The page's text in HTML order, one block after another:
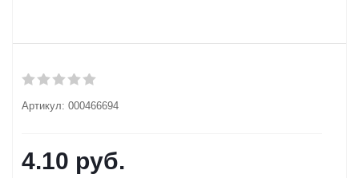
Артикул: 000466694
4.10 руб.